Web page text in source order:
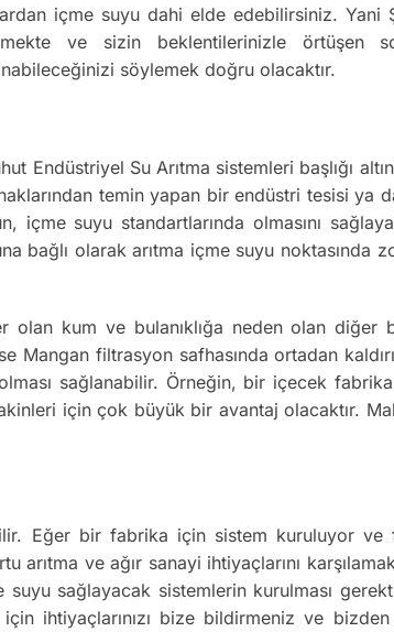
içme suyu dahi elde edebilirsiniz. Yani
ve sizin beklentilerinizle örtüşen
söylemek doğru olacaktır.
Endüstriyel Su Arıtma sistemleri başlığı
temin yapan bir endüstri tesisi ya
suyu standartlarında olmasını
bağlı olarak arıtma içme suyu noktasında
olan kum ve bulanıklığa neden olan diğer
filtrasyon safhasında ortadan
sağlanabilir. Örneğin, bir içecek
için çok büyük bir avantaj olacaktır.
Eğer bir fabrika için sistem kuruluyor
ve ağır sanayi ihtiyaçlarını
sağlayacak sistemlerin kurulması
ihtiyaçlarınızı bize bildirmeniz ve bizden